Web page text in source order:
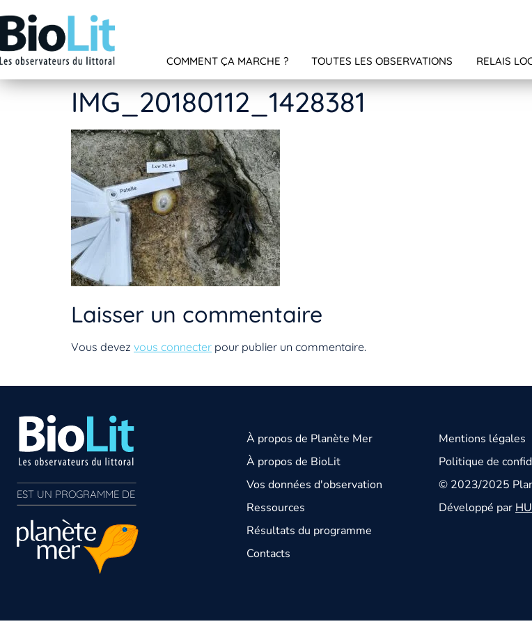
COMMENT ÇA MARCHE ? TOUTES LES OBSERVATIONS RELAIS
IMG_20180112_1428381
Laisser un commentaire
Vous devez vous connecter pour publier un commentaire.
EST UN PROGRAMME DE
À propos de Planète Mer
À propos de BioLit
Vos données d'observation
Ressources
Résultats du programme
Contacts
Mentions légales
Politique de
© 2023/2025
Développé par